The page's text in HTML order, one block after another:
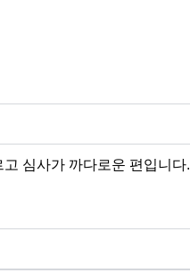
고 심사가 까다로운 편입니다.